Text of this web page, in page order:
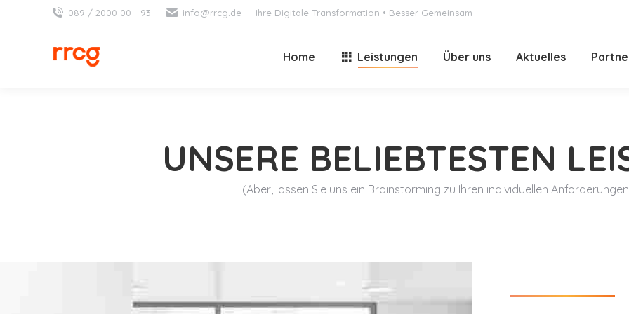
089 / 2000 00 - 93 info@rrcg.de Ihre Digitale Transformation • Besser Gemeinsam
Home Leistungen Über uns Aktuelles
UNSERE BELIEBTESTEN
(Aber, lassen Sie uns ein Brainstorming zu Ihren individuellen